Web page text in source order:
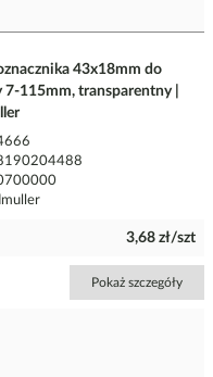
43x18mm do
115mm, transparentny |
3,68 zł/szt
Pokaż szczegóły